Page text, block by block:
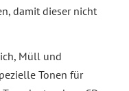
damit dieser nicht
Müll und
Tonen für